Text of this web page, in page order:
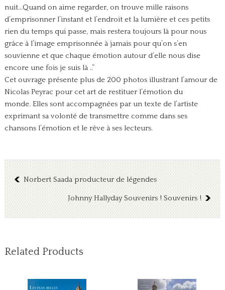
nuit…Quand on aime regarder, on trouve mille raisons
d’emprisonner l’instant et l’endroit et la lumière et ces petits
rien du temps qui passe, mais restera toujours là pour nous
grâce à l’image emprisonnée à jamais pour qu’on s’en
souvienne et que chaque émotion autour d’elle nous dise
encore une fois je suis là ..”
Cet ouvrage présente plus de 200 photos illustrant l’amour de
Nicolas Peyrac pour cet art de restituer l’émotion du
monde. Elles sont accompagnées par un texte de l’artiste
exprimant sa volonté de transmettre comme dans ses
chansons l’émotion et le rêve à ses lecteurs.
Norbert Saada producteur de légendes
Johnny Hallyday Souvenirs ! Souvenirs !
Related Products